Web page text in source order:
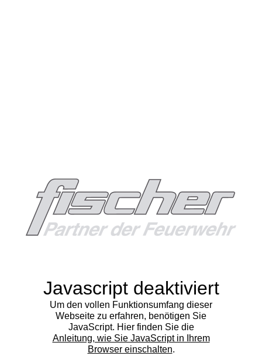
Javascript deaktiviert
Um den vollen Funktionsumfang dieser
Webseite zu erfahren, benötigen Sie
JavaScript. Hier finden Sie die
Anleitung, wie Sie JavaScript in Ihrem
Browser einschalten.